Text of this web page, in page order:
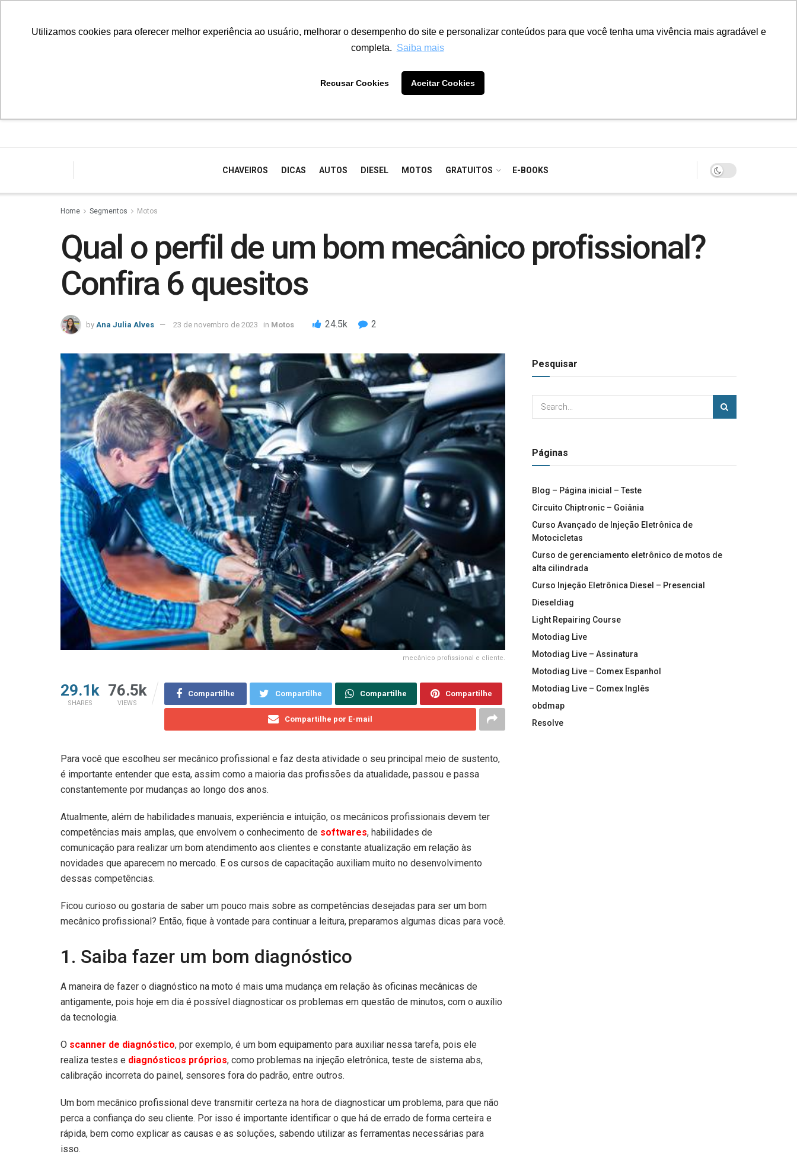
Utilizamos cookies para oferecer melhor experiência ao usuário, melhorar o desempenho do site e personalizar conteúdos para que você tenha uma vivência mais agradável e
completa. Saiba mais
Recusar Cookies Aceitar Cookies
CHAVEIROS DICAS AUTOS DIESEL MOTOS GRATUITOS E-BOOKS
Home Segmentos Motos
Qual o perfil de um bom mecânico profissional?
Confira 6 quesitos
by Ana Julia Alves 23 de novembro de 2023 in Motos 24.5k 2
mecânico profissional e cliente.
29.1k
SHARES
76.5k
VIEWS
Compartilhe Compartilhe Compartilhe Compartilhe
Compartilhe por E-mail
Para você que escolheu ser mecânico profissional e faz desta atividade o seu principal meio de sustento,
é importante entender que esta, assim como a maioria das profissões da atualidade, passou e passa
constantemente por mudanças ao longo dos anos.
Atualmente, além de habilidades manuais, experiência e intuição, os mecânicos profissionais devem ter
competências mais amplas, que envolvem o conhecimento de softwares, habilidades de
comunicação para realizar um bom atendimento aos clientes e constante atualização em relação às
novidades que aparecem no mercado. E os cursos de capacitação auxiliam muito no desenvolvimento
dessas competências.
Ficou curioso ou gostaria de saber um pouco mais sobre as competências desejadas para ser um bom
mecânico profissional? Então, fique à vontade para continuar a leitura, preparamos algumas dicas para você.
1. Saiba fazer um bom diagnóstico
A maneira de fazer o diagnóstico na moto é mais uma mudança em relação às oficinas mecânicas de
antigamente, pois hoje em dia é possível diagnosticar os problemas em questão de minutos, com o auxílio
da tecnologia.
O scanner de diagnóstico, por exemplo, é um bom equipamento para auxiliar nessa tarefa, pois ele
realiza testes e diagnósticos próprios, como problemas na injeção eletrônica, teste de sistema abs,
calibração incorreta do painel, sensores fora do padrão, entre outros.
Um bom mecânico profissional deve transmitir certeza na hora de diagnosticar um problema, para que não
perca a confiança do seu cliente. Por isso é importante identificar o que há de errado de forma certeira e
rápida, bem como explicar as causas e as soluções, sabendo utilizar as ferramentas necessárias para
isso.
Pesquisar
Páginas
Blog – Página inicial – Teste
Circuito Chiptronic – Goiânia
Curso Avançado de Injeção Eletrônica de
Motocicletas
Curso de gerenciamento eletrônico de motos de
alta cilindrada
Curso Injeção Eletrônica Diesel – Presencial
Dieseldiag
Light Repairing Course
Motodiag Live
Motodiag Live – Assinatura
Motodiag Live – Comex Espanhol
Motodiag Live – Comex Inglês
obdmap
Resolve